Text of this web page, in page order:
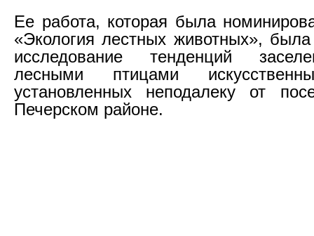
Ее работа, которая была
«Экология лестных животных»,
исследование тенденций
лесными птицами
установленных неподалеку от
Печерском районе.